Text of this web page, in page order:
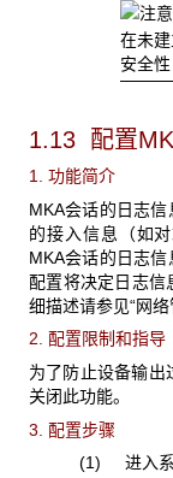
在未
安全性
1.13 配置
1. 功能简介
MKA会话的日志
的接入信息（如
MKA会话的日志
配置将决定日志信
细描述请参见“网络
2. 配置限制和指导
为了防止设备输出
关闭此功能。
3. 配置步骤
(1) 进入系